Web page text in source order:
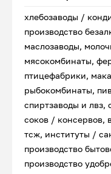
хлебозаводы /
производство
маслозаводы,
мясокомбинаты,
птицефабрики,
рыбокомбинаты,
спиртзаводы и лвз,
соков / консервов,
тсж, институты /
производство
производство